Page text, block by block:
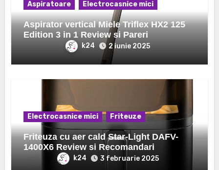
Aspiratoare Electrocasnice mici
Aspirator vertical Miele Triflex HX2 125
Edition 3 in 1 Review si Pareri
k24 2 iunie 2025
Electrocasnice mici Friteuze
Friteuza cu aer cald Star-Light DAFV-
1400X6 Review si Recomandari
k24 3 februarie 2025